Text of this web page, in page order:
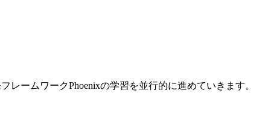
ームワークPhoenixの学習を並行的に進めていきます。